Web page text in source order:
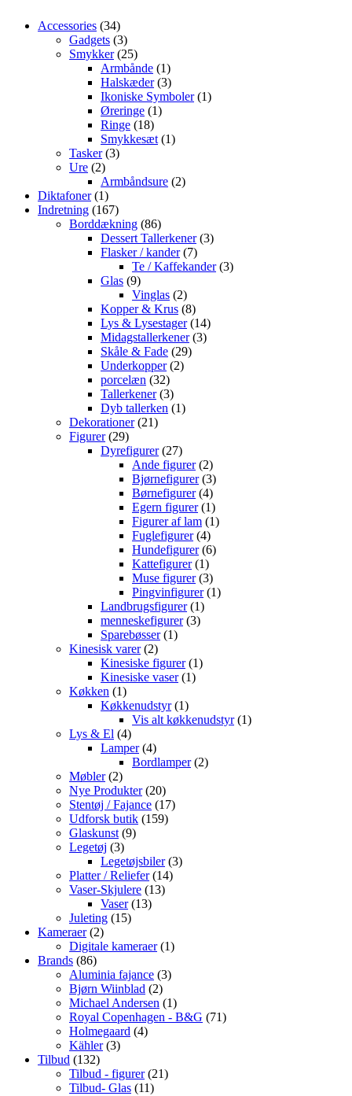
Accessories 3434
varer
Gadgets 33
varer
Smykker 2525
varer
Armbånde 11
vare
Halskæder 33
varer
Ikoniske Symboler 11
Øreringe 11
Ringe 1818
varer
Smykkesæt 11
Tasker 33
Ure 22
varer
Armbåndsure 22
Diktafoner 11
vare
Indretning 167167
varer
Borddækning 8686
varer
Dessert Tallerkener 33
Flasker / kander 77
varer
Te / Kaffekander 33
Glas 99
varer
Vinglas 22
varer
Kopper & Krus 88
varer
Lys & Lysestager 1414
varer
Midagstallerkener 33
Skåle & Fade 2929
Underkopper 22
porcelæn 3232
varer
Tallerkener 33
varer
Dyb tallerken 11
Dekorationer 2121
Figurer 2929
varer
Dyrefigurer 2727
varer
Ande figurer 22
varer
Bjørnefigurer 33
varer
Børnefigurer 44
varer
Egern figurer 11
vare
Figurer af lam 11
Fuglefigurer 44
varer
Hundefigurer 66
Kattefigurer 11
vare
Muse figurer 33
varer
Pingvinfigurer 11
Landbrugsfigurer 11
vare
menneskefigurer 33
Sparebøsser 11
Kinesisk varer 22
varer
Kinesiske figurer 11
Kinesiske vaser 11
Køkken 11
vare
Køkkenudstyr 11
vare
Vis alt køkkenudstyr 11
Lys & El 44
varer
Lamper 44
varer
Bordlamper 22
Møbler 22
varer
Nye Produkter 2020
varer
Stentøj / Fajance 1717
Udforsk butik 159159
Glaskunst 99
Legetøj 33
varer
Legetøjsbiler 33
Platter / Reliefer 1414
Vaser-Skjulere 1313
Vaser 1313
Juleting 1515
Kameraer 22
varer
Digitale kameraer 11
Brands 8686
varer
Aluminia fajance 33
Bjørn Wiinblad 22
varer
Michael Andersen 11
vare
Royal Copenhagen - B&G 7171
Holmegaard 44
Kähler 33
Tilbud 132132
varer
Tilbud - figurer 2121
Tilbud- Glas 1111